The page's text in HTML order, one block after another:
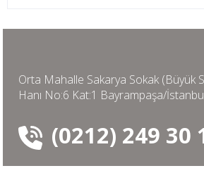
Orta Mahalle Sakarya Sokak (Büyük
Hanı No:6 Kat:1 Bayrampaşa/
(0212) 249 30